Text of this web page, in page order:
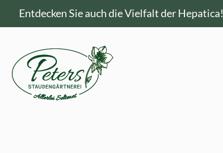
Entdecken Sie auch die Vielfalt der Hepatica!